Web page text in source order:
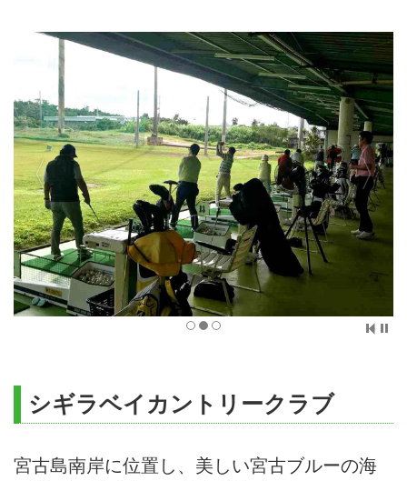
シギラベイカントリークラブ
宮古島南岸に位置し、美しい宮古ブルーの海